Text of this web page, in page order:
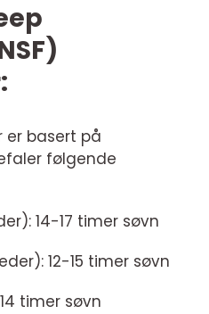
er basert på
følgende
14-17 timer søvn
12-15 timer søvn
timer søvn